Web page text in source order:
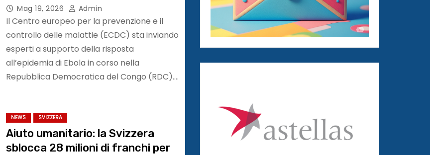
Mag 19, 2026 Admin
Il Centro europeo per la prevenzione e il
controllo delle malattie (ECDC) sta inviando
esperti a supporto della risposta
all’epidemia di Ebola in corso nella
Repubblica Democratica del Congo (RDC).…
NEWS SVIZZERA
Aiuto umanitario: la Svizzera
sblocca 28 milioni di franchi per